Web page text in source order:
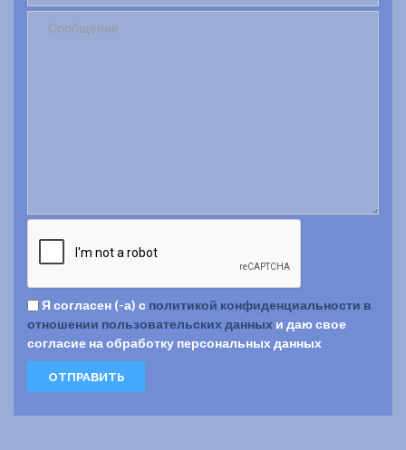
Я согласен (-а) с политикой конфиденциальности в
отношении пользовательских данных и даю свое
согласие на обработку персональных данных